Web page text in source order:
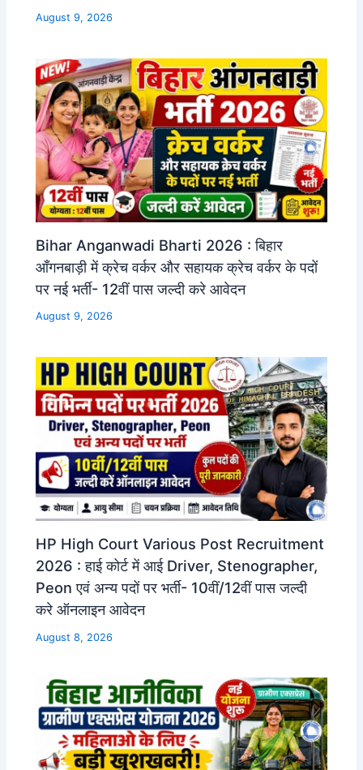
August 9, 2026
Bihar Anganwadi Bharti 2026 : बिहार
आँगनबाड़ी में क्रेच वर्कर और सहायक क्रेच वर्कर के पदों
पर नई भर्ती- 12वीं पास जल्दी करे आवेदन
August 9, 2026
HP High Court Various Post Recruitment
2026 : हाई कोर्ट में आई Driver, Stenographer,
Peon एवं अन्य पदों पर भर्ती- 10वीं/12वीं पास जल्दी
करे ऑनलाइन आवेदन
August 8, 2026